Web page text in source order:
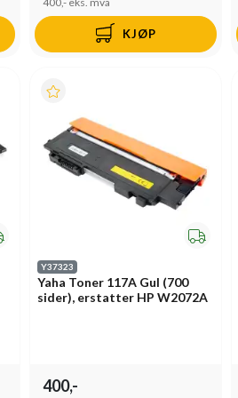
KJØP
Y37323
Yaha Toner 117A Gul (700
sider), erstatter HP W2072A
400,-